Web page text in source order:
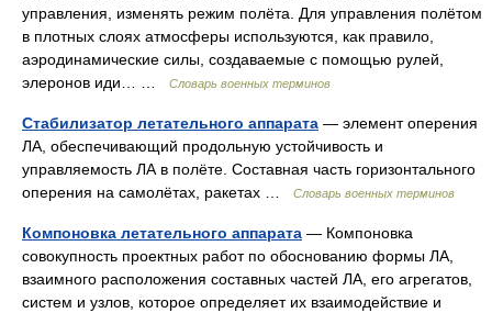
управления, изменять режим полёта. Для управления полётом
в плотных слоях атмосферы используются, как правило,
аэродинамические силы, создаваемые с помощью рулей,
элеронов иди… …
Словарь военных терминов
Стабилизатор летательного аппарата — элемент оперения
ЛА, обеспечивающий продольную устойчивость и
управляемость ЛА в полёте. Составная часть горизонтального
оперения на самолётах, ракетах …
Словарь военных терминов
Компоновка летательного аппарата — Компоновка
совокупность проектных работ по обоснованию формы ЛА,
взаимного расположения составных частей ЛА, его агрегатов,
систем и узлов, которое определяет их взаимодействие и